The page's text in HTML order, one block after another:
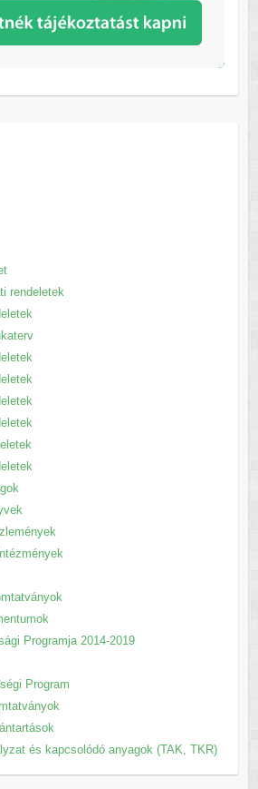
rendeletek
Programja 2014-2019
Program
és kapcsolódó anyagok (TAK, TKR)